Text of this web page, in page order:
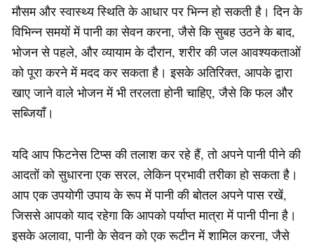
मौसम और स्वास्थ्य स्थिति के आधार पर भिन्न हो सकती है। दिन के
विभिन्न समयों में पानी का सेवन करना, जैसे कि सुबह उठने के बाद,
भोजन से पहले, और व्यायाम के दौरान, शरीर की जल आवश्यकताओं
को पूरा करने में मदद कर सकता है। इसके अतिरिक्त, आपके द्वारा
खाए जाने वाले भोजन में भी तरलता होनी चाहिए, जैसे कि फल और
सब्जियाँ।
यदि आप फिटनेस टिप्स की तलाश कर रहे हैं, तो अपने पानी पीने की
आदतों को सुधारना एक सरल, लेकिन प्रभावी तरीका हो सकता है।
आप एक उपयोगी उपाय के रूप में पानी की बोतल अपने पास रखें,
जिससे आपको याद रहेगा कि आपको पर्याप्त मात्रा में पानी पीना है।
इसके अलावा, पानी के सेवन को एक रूटीन में शामिल करना, जैसे